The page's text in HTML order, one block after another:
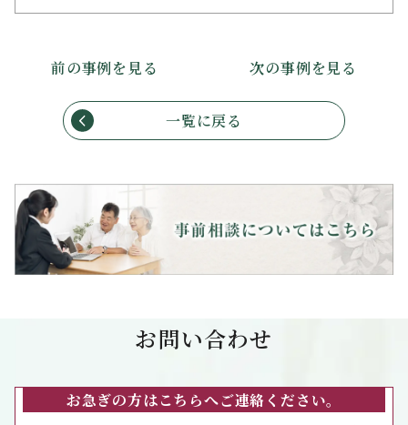
前の事例を見る
一覧に戻る
次の事例を見る
お問い合わせ
お急ぎの方はこちらへご連絡ください。